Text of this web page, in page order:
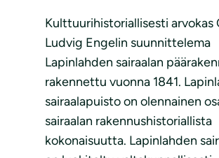
Kulttuurihistoriallisesti arvokas
Ludvig Engelin suunnittelema
Lapinlahden sairaalan
rakennettu vuonna 1841.
sairaalapuisto on olennainen
sairaalan rakennushistoriallista
kokonaisuutta. Lapinlahden